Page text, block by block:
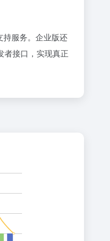
持服务。企业版还
者接口，实现真正